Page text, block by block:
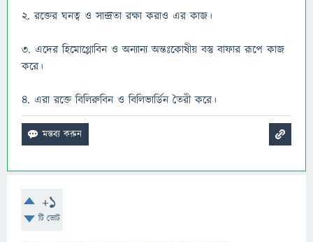
২. রক্তের ঘনত্ব ও সান্দ্রতা রক্ষা করাও এর কাজ।
৩. এদের হিমোগ্লোবিন ও অন্যান্য অন্তঃকোষীয় বস্তু বাফার রূপে কাজ
করে।
৪. এরা রক্তে বিলিরুবিন ও বিলিভার্ডিন তৈরী করে।
+1
টি ভোট